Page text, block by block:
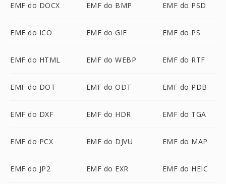
EMF do DOCX EMF do BMP EMF do PSD
EMF do ICO EMF do GIF EMF do PS
EMF do HTML EMF do WEBP EMF do RTF
EMF do DOT EMF do ODT EMF do PDB
EMF do DXF EMF do HDR EMF do TGA
EMF do PCX EMF do DJVU EMF do MAP
EMF do JP2 EMF do EXR EMF do HEIC